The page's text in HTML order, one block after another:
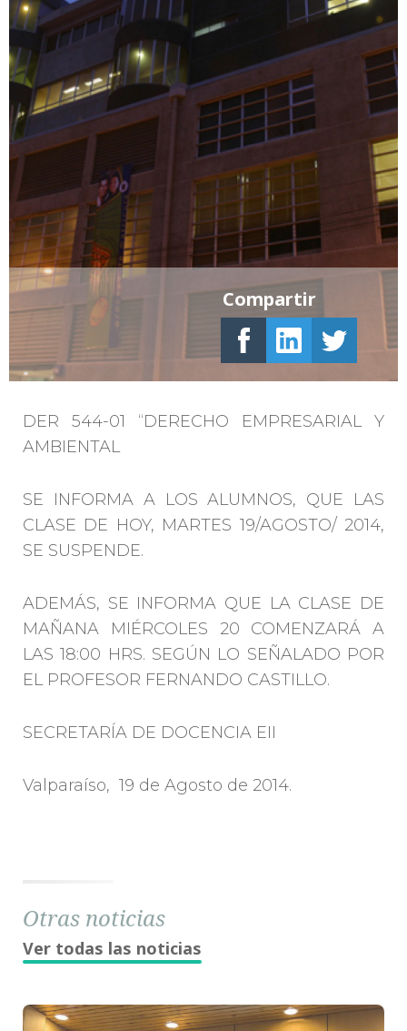
DER 544-01 “DERECHO EMPRESARIAL Y
AMBIENTAL
SE INFORMA A LOS ALUMNOS, QUE LAS
CLASE DE HOY, MARTES 19/AGOSTO/ 2014,
SE SUSPENDE.
ADEMÁS, SE INFORMA QUE LA CLASE DE
MAÑANA MIÉRCOLES 20 COMENZARÁ A
LAS 18:00 HRS. SEGÚN LO SEÑALADO POR
EL PROFESOR FERNANDO CASTILLO.
SECRETARÍA DE DOCENCIA EII
Valparaíso, 19 de Agosto de 2014.
Compartir
Otras noticias
Ver todas las noticias